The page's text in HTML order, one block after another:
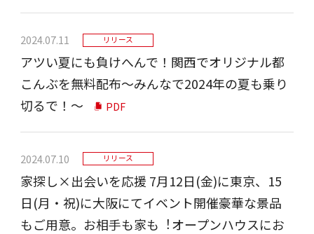
2024.07.11 リリース
アツい夏にも負けへんで！関西でオリジナル都
こんぶを無料配布～みんなで2024年の夏も乗り
切るで！～
PDF
2024.07.10 リリース
家探し×出会いを応援 7⽉12⽇(⾦)に東京、15
⽇(⽉・祝)に⼤阪にてイベント開催豪華な景品
もご⽤意。お相⼿も家も︕オープンハウスにお